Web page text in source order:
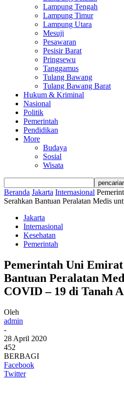
Lampung Tengah
Lampung Timur
Lampung Utara
Mesuji
Pesawaran
Pesisir Barat
Pringsewu
Tanggamus
Tulang Bawang
Tulang Bawang Barat
Hukum & Kriminal
Nasional
Politik
Pemerintah
Pendidikan
More
Budaya
Sosial
Wisata
Beranda Jakarta Internasional
Serahkan Bantuan Peralatan Medis
Jakarta
Internasional
Kesehatan
Pemerintah
Pemerintah Uni
Bantuan Peralatan
COVID – 19 di Tanah
Oleh
admin
-
28 April 2020
452
BERBAGI
Facebook
Twitter